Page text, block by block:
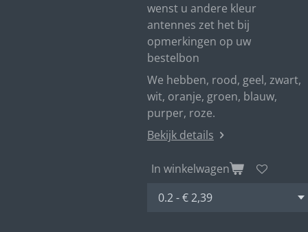
wenst u andere kleur
antennes zet het bij
opmerkingen op uw
bestelbon
We hebben, rood, geel, zwart,
wit, oranje, groen, blauw,
purper, roze.
Bekijk details
In winkelwagen